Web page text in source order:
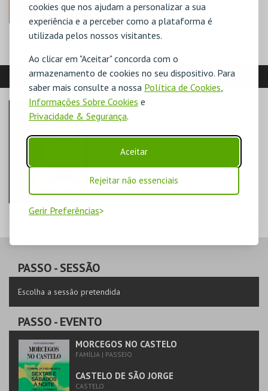
cookies que nos ajudam a personalizar a sua
experiência e a perceber como a plataforma é
utilizada pelos nossos visitantes.
Ao clicar em "Aceitar" concorda com o
armazenamento de cookies no seu dispositivo. Para
saber mais consulte a nossa Política de Cookies,
Informações Sobre Cookies e
Privacidade & Segurança.
Aceitar
Rejeitar não essenciais
Gerir Preferências
ANTERIOR
VEJA AINDA:
100 ANOS DE
MAIS INFO
COMPRAR
PASSO- SESSÃO
Escolha a sessão pretendida
PASSO- EVENTO
MORCEGOS NO CASTELO
FAMÍLIA | PASSEIO
CASTELO DE SÃO JORGE
CASTELO